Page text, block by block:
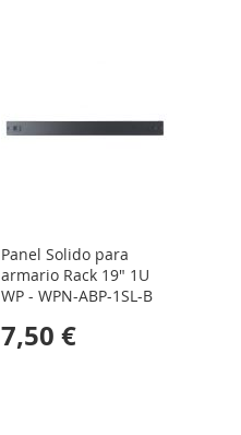
Panel Solido para
armario Rack 19" 1U
WP - WPN-ABP-1SL-B
7,50 €